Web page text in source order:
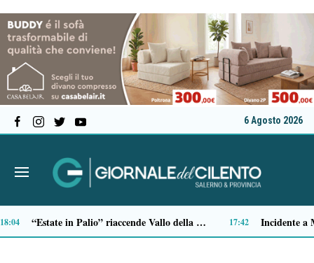
6 Agosto 2026
Castellabate, arrivano più controlli: il prefetto rafforza la presenza delle forze dell’ordine 16:02 Vipere, cinghiali e serpenti in estate: come comportarsi negli incontri con gli animali selvatici lungo i sentieri